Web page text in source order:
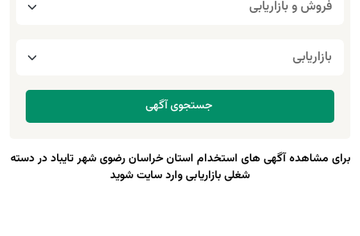
برای مشاهده آگهی های استخدام استان خراسان رضوی شهر تایباد در دسته
شغلی بازاریابی وارد سایت شوید